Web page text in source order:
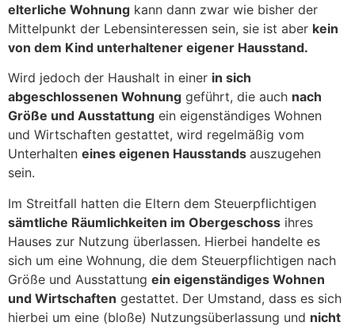
elterliche Wohnung kann dann zwar wie bisher der
Mittelpunkt der Lebensinteressen sein, sie ist aber kein
von dem Kind unterhaltener eigener Hausstand.
Wird jedoch der Haushalt in einer in sich
abgeschlossenen Wohnung geführt, die auch nach
Größe und Ausstattung ein eigenständiges Wohnen
und Wirtschaften gestattet, wird regelmäßig vom
Unterhalten eines eigenen Hausstands auszugehen
sein.
Im Streitfall hatten die Eltern dem Steuerpflichtigen
sämtliche Räumlichkeiten im Obergeschoss ihres
Hauses zur Nutzung überlassen. Hierbei handelte es
sich um eine Wohnung, die dem Steuerpflichtigen nach
Größe und Ausstattung ein eigenständiges Wohnen
und Wirtschaften gestattet. Der Umstand, dass es sich
hierbei um eine (bloße) Nutzungsüberlassung und nicht